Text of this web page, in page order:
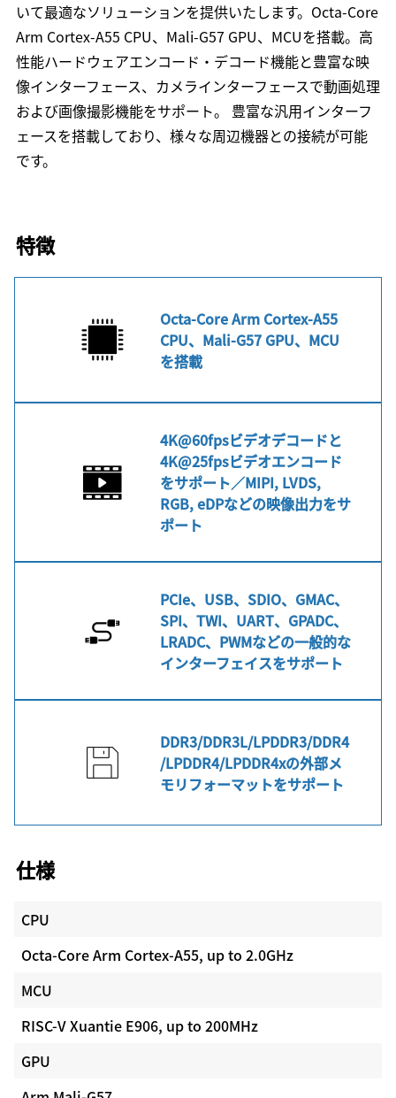
いて最適なソリューションを提供いたします。Octa-Core
Arm Cortex-A55 CPU、Mali-G57 GPU、MCUを搭載。高
性能ハードウェアエンコード・デコード機能と豊富な映
像インターフェース、カメラインターフェースで動画処理
および画像撮影機能をサポート。 豊富な汎用インターフ
ェースを搭載しており、様々な周辺機器との接続が可能
です。
特徴
Octa-Core Arm Cortex-A55
CPU、Mali-G57 GPU、MCU
を搭載
4K@60fpsビデオデコードと
4K@25fpsビデオエンコード
をサポート／MIPI, LVDS,
RGB, eDPなどの映像出力をサ
ポート
PCIe、USB、SDIO、GMAC、
SPI、TWI、UART、GPADC、
LRADC、PWMなどの一般的な
インターフェイスをサポート
DDR3/DDR3L/LPDDR3/DDR4
/LPDDR4/LPDDR4xの外部メ
モリフォーマットをサポート
仕様
CPU
Octa-Core Arm Cortex-A55, up to 2.0GHz
MCU
RISC-V Xuantie E906, up to 200MHz
GPU